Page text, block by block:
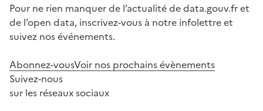
Pour ne rien manquer de l’actualité de data.gouv.fr et
de l’open data, inscrivez-vous à notre infolettre et
suivez nos événements.
Abonnez-vousVoir nos prochains évènements
Suivez-nous
sur les réseaux sociaux